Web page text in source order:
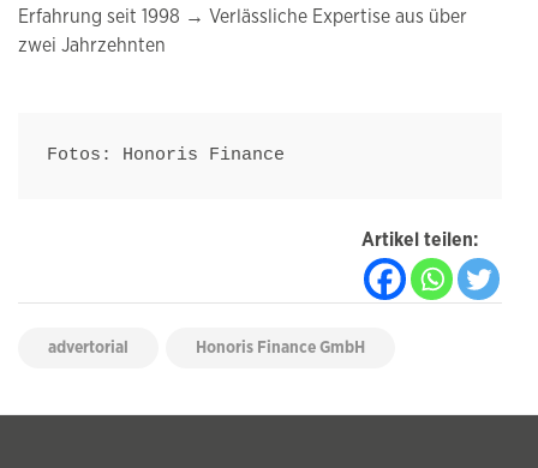
Erfahrung seit 1998 → Verlässliche Expertise aus über
zwei Jahrzehnten
Fotos: Honoris Finance
Artikel teilen:
advertorial Honoris Finance GmbH